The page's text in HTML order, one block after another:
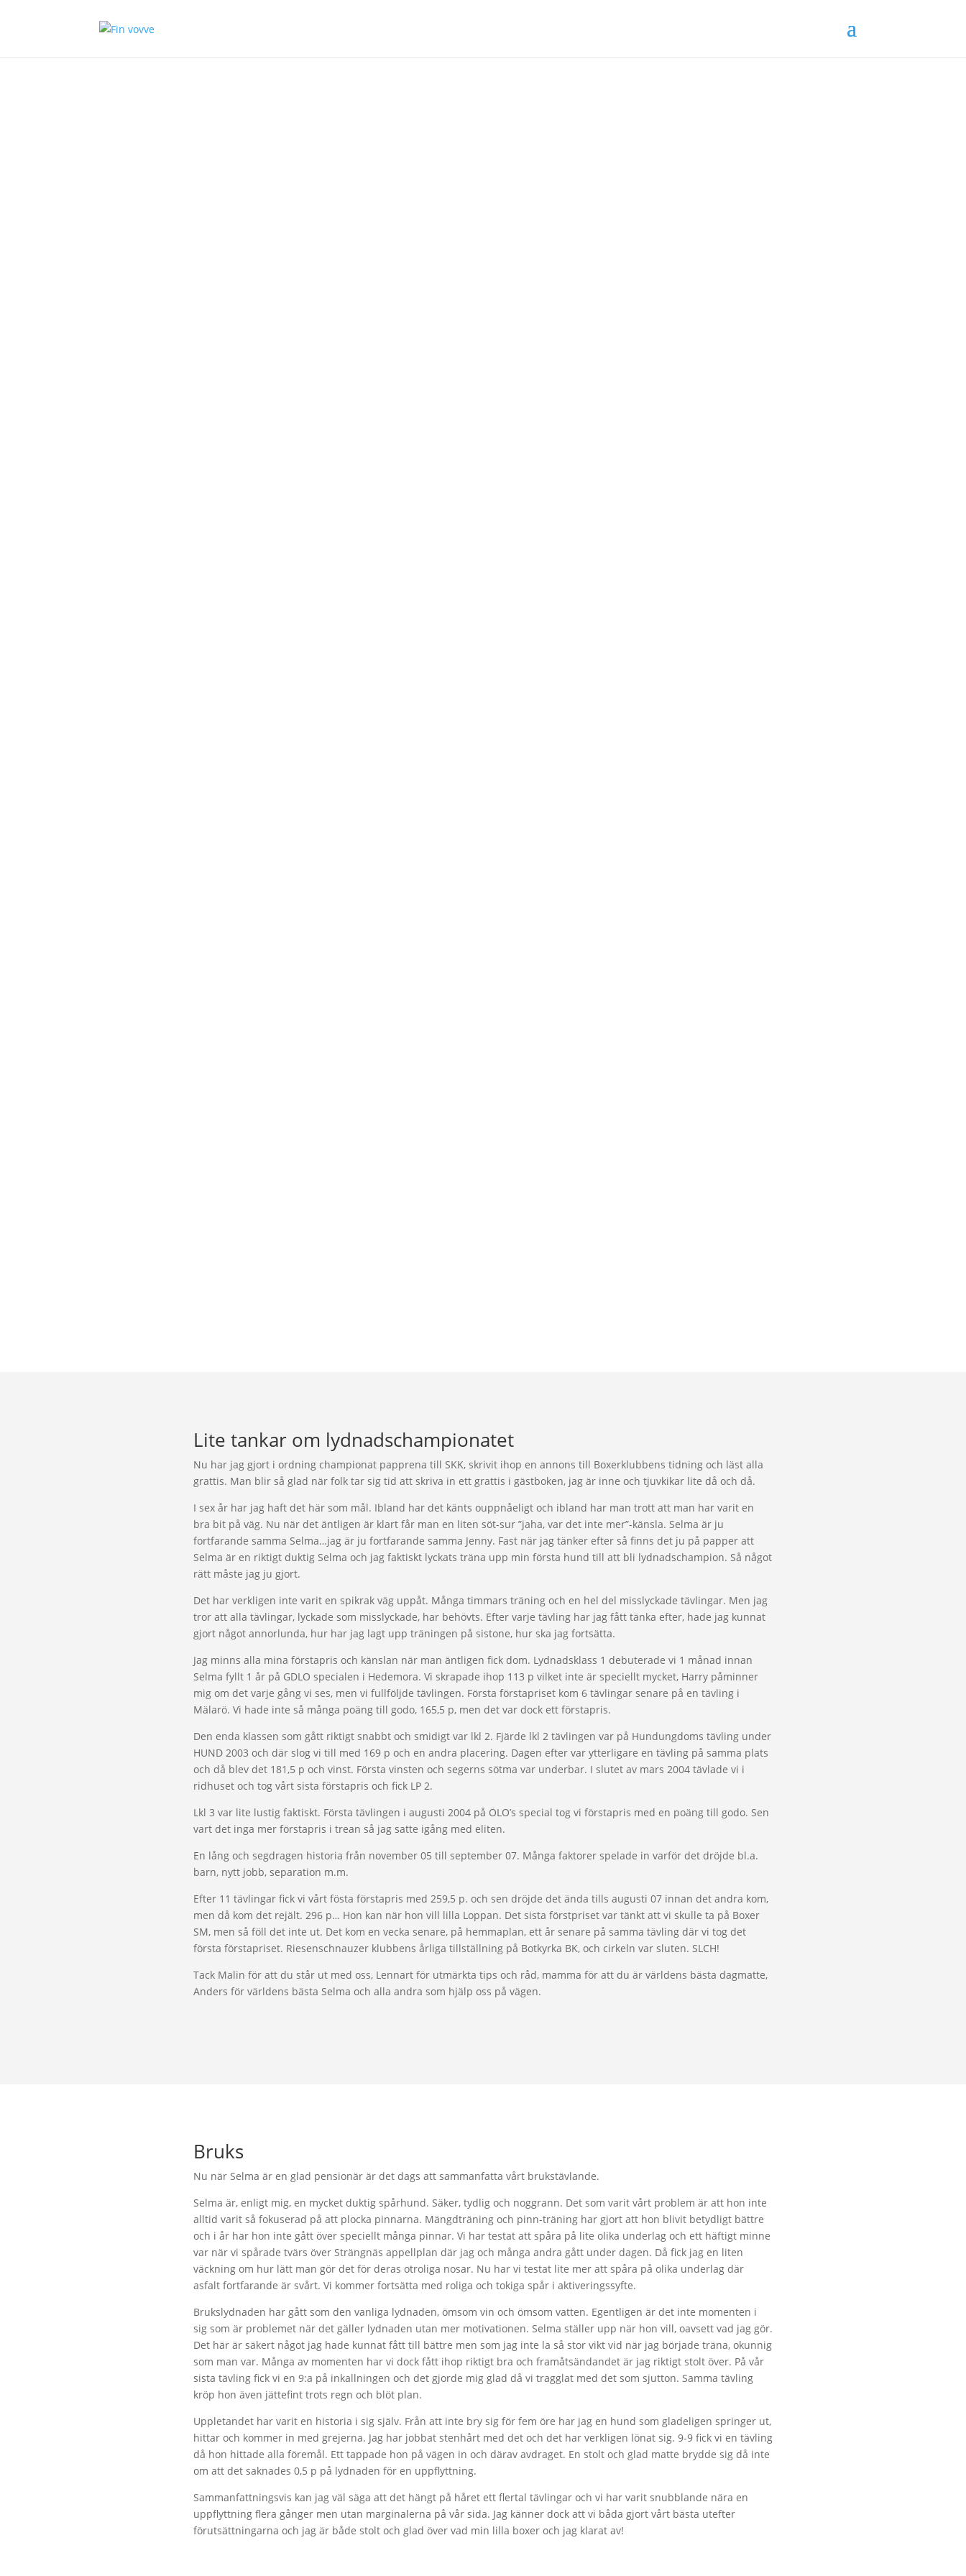
Lite tankar om lydnadschampionatet
Nu har jag gjort i ordning championat papprena till SKK, skrivit ihop en annons till Boxerklubbens tidning och läst alla
grattis. Man blir så glad när folk tar sig tid att skriva in ett grattis i gästboken, jag är inne och tjuvkikar lite då och då.
I sex år har jag haft det här som mål. Ibland har det känts ouppnåeligt och ibland har man trott att man har varit en
bra bit på väg. Nu när det äntligen är klart får man en liten söt-sur ”jaha, var det inte mer”-känsla. Selma är ju
fortfarande samma Selma…jag är ju fortfarande samma Jenny. Fast när jag tänker efter så finns det ju på papper att
Selma är en riktigt duktig Selma och jag faktiskt lyckats träna upp min första hund till att bli lydnadschampion. Så något
rätt måste jag ju gjort.
Det har verkligen inte varit en spikrak väg uppåt. Många timmars träning och en hel del misslyckade tävlingar. Men jag
tror att alla tävlingar, lyckade som misslyckade, har behövts. Efter varje tävling har jag fått tänka efter, hade jag kunnat
gjort något annorlunda, hur har jag lagt upp träningen på sistone, hur ska jag fortsätta.
Jag minns alla mina förstapris och känslan när man äntligen fick dom. Lydnadsklass 1 debuterade vi 1 månad innan
Selma fyllt 1 år på GDLO specialen i Hedemora. Vi skrapade ihop 113 p vilket inte är speciellt mycket, Harry påminner
mig om det varje gång vi ses, men vi fullföljde tävlingen. Första förstapriset kom 6 tävlingar senare på en tävling i
Mälarö. Vi hade inte så många poäng till godo, 165,5 p, men det var dock ett förstapris.
Den enda klassen som gått riktigt snabbt och smidigt var lkl 2. Fjärde lkl 2 tävlingen var på Hundungdoms tävling under
HUND 2003 och där slog vi till med 169 p och en andra placering. Dagen efter var ytterligare en tävling på samma plats
och då blev det 181,5 p och vinst. Första vinsten och segerns sötma var underbar. I slutet av mars 2004 tävlade vi i
ridhuset och tog vårt sista förstapris och fick LP 2.
Lkl 3 var lite lustig faktiskt. Första tävlingen i augusti 2004 på ÖLO’s special tog vi förstapris med en poäng till godo. Sen
vart det inga mer förstapris i trean så jag satte igång med eliten.
En lång och segdragen historia från november 05 till september 07. Många faktorer spelade in varför det dröjde bl.a.
barn, nytt jobb, separation m.m.
Efter 11 tävlingar fick vi vårt fösta förstapris med 259,5 p. och sen dröjde det ända tills augusti 07 innan det andra kom,
men då kom det rejält. 296 p… Hon kan när hon vill lilla Loppan. Det sista förstpriset var tänkt att vi skulle ta på Boxer
SM, men så föll det inte ut. Det kom en vecka senare, på hemmaplan, ett år senare på samma tävling där vi tog det
första förstapriset. Riesenschnauzer klubbens årliga tillställning på Botkyrka BK, och cirkeln var sluten. SLCH!
Tack Malin för att du står ut med oss, Lennart för utmärkta tips och råd, mamma för att du är världens bästa dagmatte,
Anders för världens bästa Selma och alla andra som hjälp oss på vägen.
Bruks
Nu när Selma är en glad pensionär är det dags att sammanfatta vårt brukstävlande.
Selma är, enligt mig, en mycket duktig spårhund. Säker, tydlig och noggrann. Det som varit vårt problem är att hon inte
alltid varit så fokuserad på att plocka pinnarna. Mängdträning och pinn-träning har gjort att hon blivit betydligt bättre
och i år har hon inte gått över speciellt många pinnar. Vi har testat att spåra på lite olika underlag och ett häftigt minne
var när vi spårade tvärs över Strängnäs appellplan där jag och många andra gått under dagen. Då fick jag en liten
väckning om hur lätt man gör det för deras otroliga nosar. Nu har vi testat lite mer att spåra på olika underlag där
asfalt fortfarande är svårt. Vi kommer fortsätta med roliga och tokiga spår i aktiveringssyfte.
Brukslydnaden har gått som den vanliga lydnaden, ömsom vin och ömsom vatten. Egentligen är det inte momenten i
sig som är problemet när det gäller lydnaden utan mer motivationen. Selma ställer upp när hon vill, oavsett vad jag gör.
Det här är säkert något jag hade kunnat fått till bättre men som jag inte la så stor vikt vid när jag började träna, okunnig
som man var. Många av momenten har vi dock fått ihop riktigt bra och framåtsändandet är jag riktigt stolt över. På vår
sista tävling fick vi en 9:a på inkallningen och det gjorde mig glad då vi tragglat med det som sjutton. Samma tävling
kröp hon även jättefint trots regn och blöt plan.
Uppletandet har varit en historia i sig själv. Från att inte bry sig för fem öre har jag en hund som gladeligen springer ut,
hittar och kommer in med grejerna. Jag har jobbat stenhårt med det och det har verkligen lönat sig. 9-9 fick vi en tävling
då hon hittade alla föremål. Ett tappade hon på vägen in och därav avdraget. En stolt och glad matte brydde sig då inte
om att det saknades 0,5 p på lydnaden för en uppflyttning.
Sammanfattningsvis kan jag väl säga att det hängt på håret ett flertal tävlingar och vi har varit snubblande nära en
uppflyttning flera gånger men utan marginalerna på vår sida. Jag känner dock att vi båda gjort vårt bästa utefter
förutsättningarna och jag är både stolt och glad över vad min lilla boxer och jag klarat av!